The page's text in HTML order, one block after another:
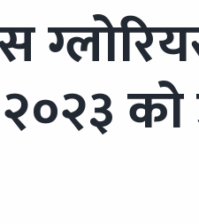
को